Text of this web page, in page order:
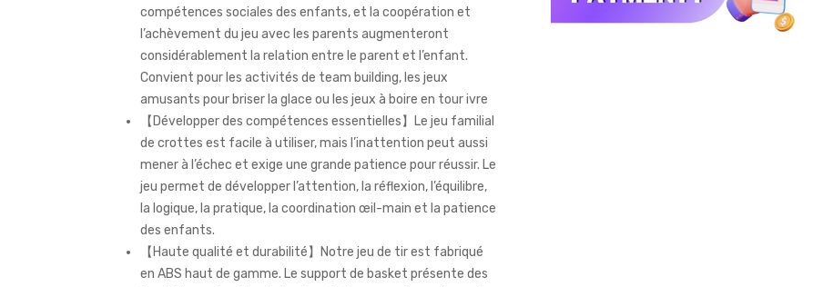
compétences sociales des enfants, et la coopération et
l’achèvement du jeu avec les parents augmenteront
considérablement la relation entre le parent et l’enfant.
Convient pour les activités de team building, les jeux
amusants pour briser la glace ou les jeux à boire en tour ivre
【Développer des compétences essentielles】Le jeu familial
de crottes est facile à utiliser, mais l’inattention peut aussi
mener à l’échec et exige une grande patience pour réussir. Le
jeu permet de développer l’attention, la réflexion, l’équilibre,
la logique, la pratique, la coordination œil-main et la patience
des enfants.
【Haute qualité et durabilité】Notre jeu de tir est fabriqué
en ABS haut de gamme. Le support de basket présente des